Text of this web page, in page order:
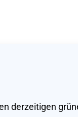
derzeitigen